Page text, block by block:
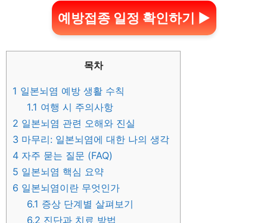
예방접종 일정 확인하기 ▶
목차
1 일본뇌염 예방 생활 수칙
1.1 여행 시 주의사항
2 일본뇌염 관련 오해와 진실
3 마무리: 일본뇌염에 대한 나의 생각
4 자주 묻는 질문 (FAQ)
5 일본뇌염 핵심 요약
6 일본뇌염이란 무엇인가
6.1 증상 단계별 살펴보기
6.2 진단과 치료 방법